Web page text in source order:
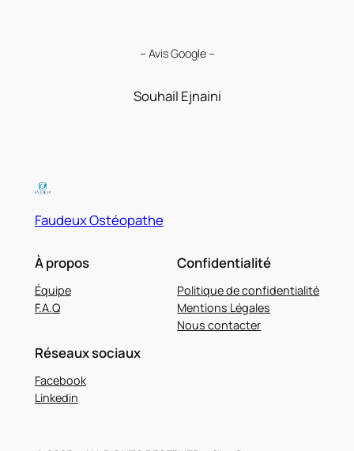
– Avis Google –
Souhail Ejnaini
Faudeux Ostéopathe
À propos
Équipe
F.A.Q
Confidentialité
Politique de confidentialité
Mentions Légales
Nous contacter
Réseaux sociaux
Facebook
Linkedin